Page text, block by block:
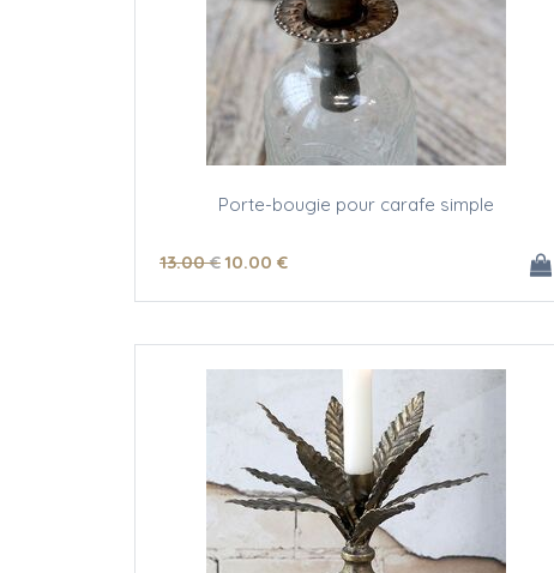
Porte-bougie pour carafe simple
13.00 €10.00 €